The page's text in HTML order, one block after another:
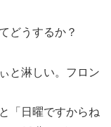
どうするか？
と淋しい。フロン
「日曜ですからね